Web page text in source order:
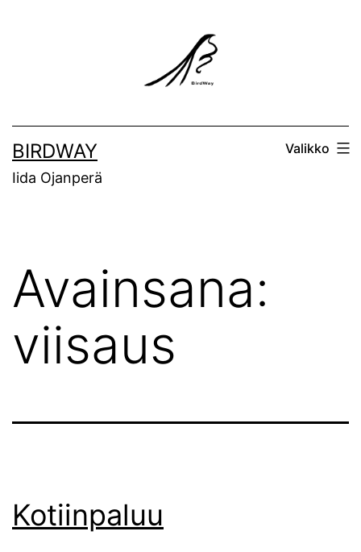
BIRDWAY
Iida Ojanperä
Valikko
Avainsana:
viisaus
Kotiinpaluu